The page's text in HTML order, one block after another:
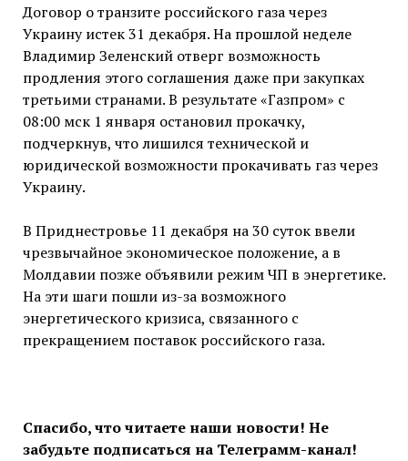
Договор о транзите российского газа через
Украину истек 31 декабря. На прошлой неделе
Владимир Зеленский отверг возможность
продления этого соглашения даже при закупках
третьими странами. В результате «Газпром» с
08:00 мск 1 января остановил прокачку,
подчеркнув, что лишился технической и
юридической возможности прокачивать газ через
Украину.
В Приднестровье 11 декабря на 30 суток ввели
чрезвычайное экономическое положение, а в
Молдавии позже объявили режим ЧП в энергетике.
На эти шаги пошли из-за возможного
энергетического кризиса, связанного с
прекращением поставок российского газа.
Спасибо, что читаете наши новости! Не
забудьте подписаться на Телеграмм-канал!